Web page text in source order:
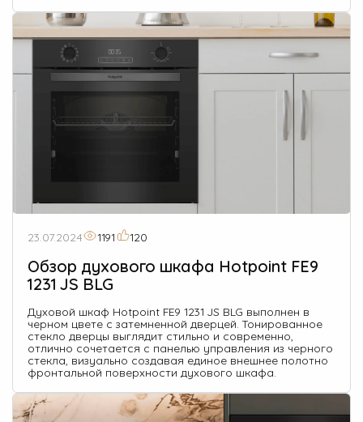
23.07.2024 1191 120
Обзор духового шкафа Hotpoint FE9
1231 JS BLG
Духовой шкаф Hotpoint FE9 1231 JS BLG выполнен в
черном цвете с затемненной дверцей. Тонированное
стекло дверцы выглядит стильно и современно,
отлично сочетается с панелью управления из черного
стекла, визуально создавая единое внешнее полотно
фронтальной поверхности духового шкафа.